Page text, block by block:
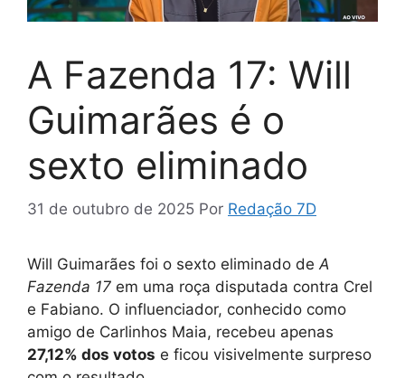
A Fazenda 17: Will
Guimarães é o
sexto eliminado
31 de outubro de 2025 Por Redação 7D
Will Guimarães foi o sexto eliminado deA
Fazenda 17 em uma roça disputada contra Crel
e Fabiano. O influenciador, conhecido como
amigo de Carlinhos Maia, recebeu apenas
27,12% dos votos e ficou visivelmente surpreso